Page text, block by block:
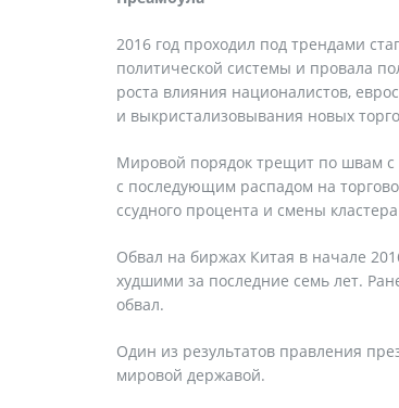
2016 год проходил под трендами
политической системы и провала
роста влияния националистов,
и выкристализовывания новых
Мировой порядок трещит по швам с
с последующим распадом на
ссудного процента и смены
Обвал на биржах Китая в начале
худшими за последние семь лет.
обвал.
Один из результатов правления
мировой державой.